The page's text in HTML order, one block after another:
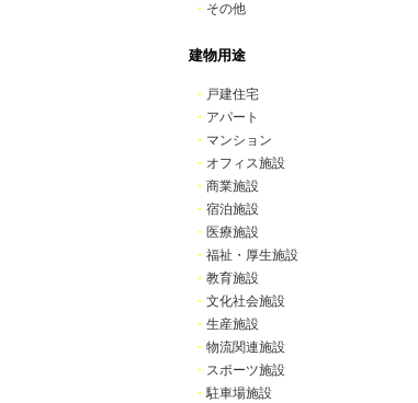
・ その他
建物用途
・ 戸建住宅
・ アパート
・ マンション
・ オフィス施設
・ 商業施設
・ 宿泊施設
・ 医療施設
・ 福祉・厚生施設
・ 教育施設
・ 文化社会施設
・ 生産施設
・ 物流関連施設
・ スポーツ施設
・駐車場施設